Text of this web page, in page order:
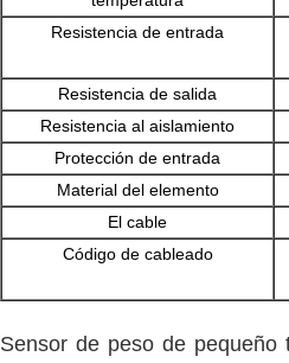
Resistencia de entrada
Resistencia de salida
Resistencia al aislamiento
Protección de entrada
Material del elemento
El cable
Código de cableado
Sensor de peso de